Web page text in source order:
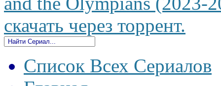
скачать через торрент.
Список Всех Сериалов